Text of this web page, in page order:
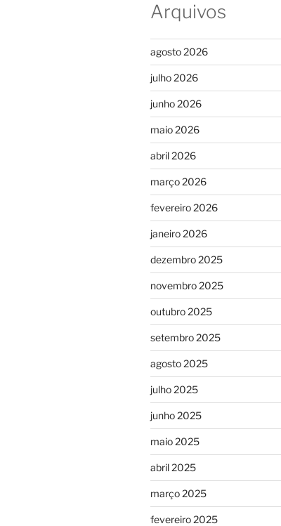
Arquivos
agosto 2026
julho 2026
junho 2026
maio 2026
abril 2026
março 2026
fevereiro 2026
janeiro 2026
dezembro 2025
novembro 2025
outubro 2025
setembro 2025
agosto 2025
julho 2025
junho 2025
maio 2025
abril 2025
março 2025
fevereiro 2025